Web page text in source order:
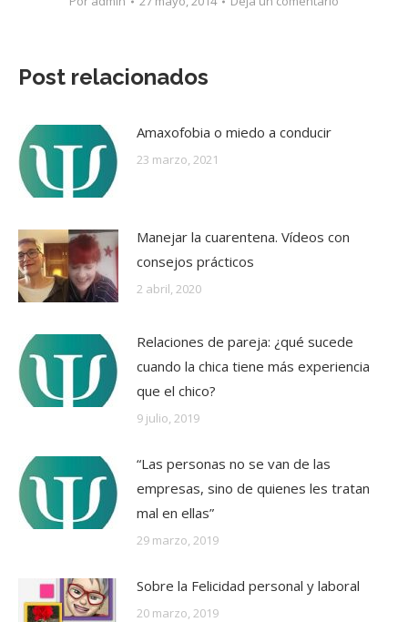
Post relacionados
Amaxofobia o miedo a conducir
23 marzo, 2021
Manejar la cuarentena. Vídeos con
consejos prácticos
2 abril, 2020
Relaciones de pareja: ¿qué sucede
cuando la chica tiene más experiencia
que el chico?
9 julio, 2019
“Las personas no se van de las
empresas, sino de quienes les tratan
mal en ellas”
29 marzo, 2019
Sobre la Felicidad personal y laboral
20 marzo, 2019